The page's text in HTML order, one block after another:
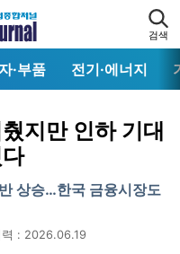
검색
·부품 전기·에너지
지만 인하 기대
상승…한국 금융시장도
: 2026.06.19